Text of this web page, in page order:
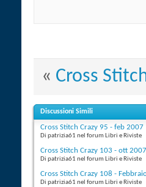
« Cross
Discussioni Simili
Cross Stitch Crazy 95 - feb 2007
Di patrizia61 nel forum Libri e Riviste
Cross Stitch Crazy 103 - ott 2007
Di patrizia61 nel forum Libri e Riviste
Cross Stitch Crazy 108 -
Di patrizia61 nel forum Libri e Riviste